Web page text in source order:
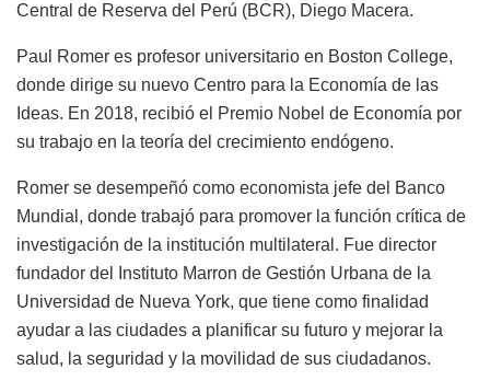
Central de Reserva del Perú (BCR), Diego Macera.
Paul Romer es profesor universitario en Boston College,
donde dirige su nuevo Centro para la Economía de las
Ideas. En 2018, recibió el Premio Nobel de Economía por
su trabajo en la teoría del crecimiento endógeno.
Romer se desempeñó como economista jefe del Banco
Mundial, donde trabajó para promover la función crítica de
investigación de la institución multilateral. Fue director
fundador del Instituto Marron de Gestión Urbana de la
Universidad de Nueva York, que tiene como finalidad
ayudar a las ciudades a planificar su futuro y mejorar la
salud, la seguridad y la movilidad de sus ciudadanos.